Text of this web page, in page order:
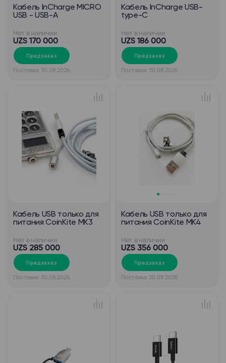
Кабель InCharge MICRO
USB - USB-A
Нет в наличии
UZS 170 000
Предзаказ
Поставка: 30.08.2026
Кабель InCharge USB-
type-C
Нет в наличии
UZS 186 000
Предзаказ
Поставка: 30.08.2026
Кабель USB только для
питания CoinKite MK3
Нет в наличии
UZS 285 000
Предзаказ
Поставка: 30.08.2026
Кабель USB только для
питания CoinKite MK4
Нет в наличии
UZS 356 000
Предзаказ
Поставка: 30.08.2026